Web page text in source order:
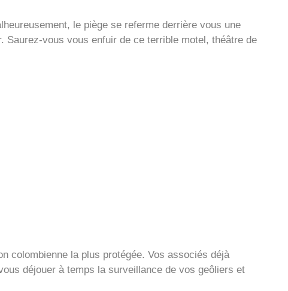
le piège se referme derrière vous une
vous vous enfuir de ce terrible motel, théâtre de
colombienne la plus protégée. Vos associés déjà
déjouer à temps la surveillance de vos geôliers et